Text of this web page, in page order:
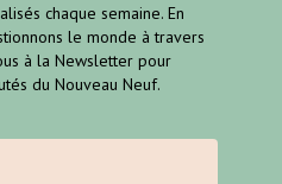
chaque semaine. En
le monde à travers
à la Newsletter pour
du Nouveau Neuf.